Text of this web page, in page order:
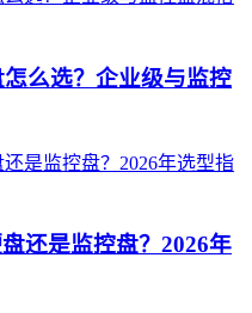
么选？企业级与监控
还是监控盘？2026年